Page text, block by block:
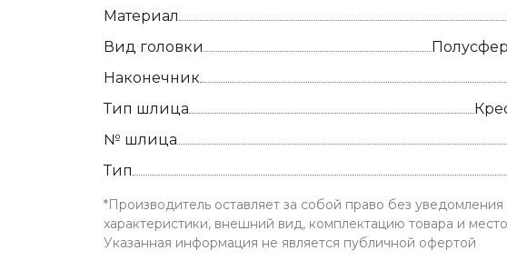
Материал
Вид головки
Наконечник
Тип шлица
№ шлица
Тип
*Производитель оставляет за собой право без
характеристики, внешний вид, комплектацию товара и
Указанная информация не является публичной офертой